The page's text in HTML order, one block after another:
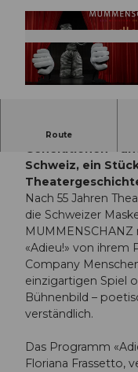
Route
Ein berührendes
Generationen –
Schweiz, ein
Nach 55 Jahren
die Schweizer
«Adieu!» von ihrem
Company
einzigartigen Spiel
Bühnenbild –
verständlich.
Das Programm
Floriana Frassetto,